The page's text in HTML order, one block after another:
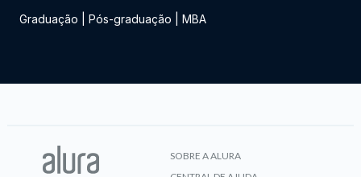
Graduação Pós-graduação MBA
SOBRE A ALURA